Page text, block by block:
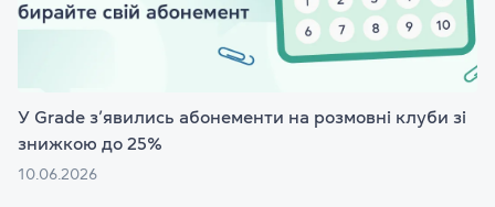
У Grade з’явились абонементи на розмовні клуби зі
знижкою до 25%
10.06.2026